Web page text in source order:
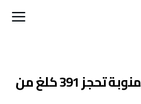
المراقبة الاقتصادية بمنوبة تحجز 391 كلغ من